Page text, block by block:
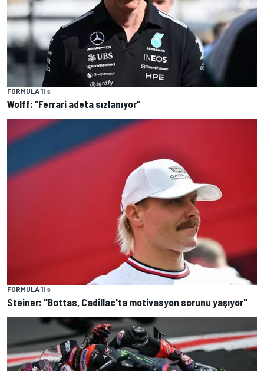
FORMULA 11 s
Wolff: “Ferrari adeta sızlanıyor”
FORMULA 11 s
Steiner: "Bottas, Cadillac'ta motivasyon sorunu yaşıyor"